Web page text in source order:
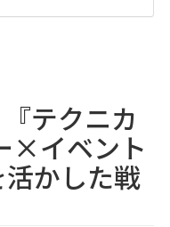
テクニカ
×イベント
かした戦